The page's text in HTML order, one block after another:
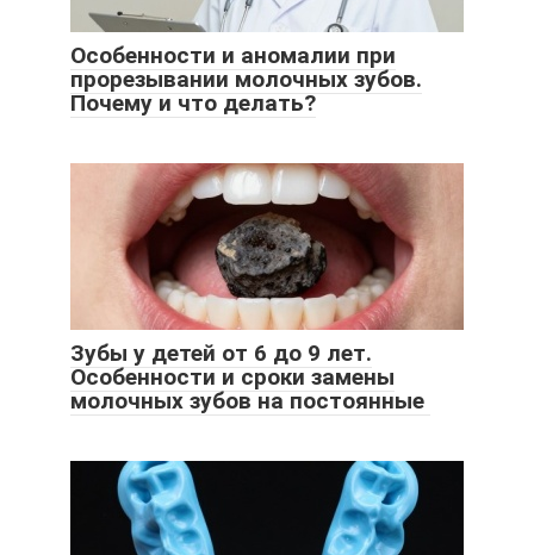
Особенности и аномалии при
прорезывании молочных зубов.
Почему и что делать?
Зубы у детей от 6 до 9 лет.
Особенности и сроки замены
молочных зубов на постоянные